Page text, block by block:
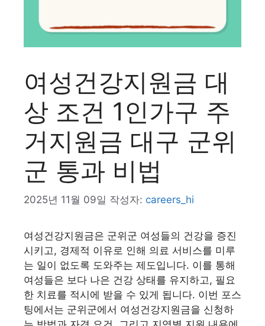
여성건강지원금 대
상 조건 1인가구 주
거지원금 대구 군위
군 통과 비법
2025년 11월 09일 작성자: careers_hi
여성건강지원금은 군위군 여성들의 건강을 증진
시키고, 경제적 이유로 인해 의료 서비스를 미루
는 일이 없도록 도와주는 제도입니다. 이를 통해
여성들은 보다 나은 건강 상태를 유지하고, 필요
한 치료를 적시에 받을 수 있게 됩니다. 이번 포스
팅에서는 군위군에서 여성건강지원금을 신청하